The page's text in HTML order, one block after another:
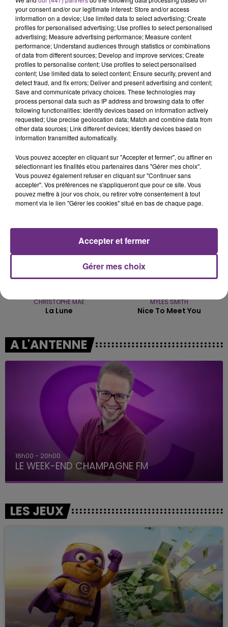
rémois. Le magasin JouéClub est contraint de
fermer ses portes.
TITRES DIFFUSÉS
14h50
14h50
JUNGELI & EMMA
Juste Un Peu
14h46
14h46
NICO AND VINZ
Am I Wrong
14h43
14h43
CHRISTOPHE MAE
La Lune
14h40
14h40
MYLES SMITH
Nice To Meet You
A L'ANTENNE
7h00 - 12h00
LE WEEK-END CHAMPAGNE FM
LES JEUX
your consent and/or our legitimate interest: Store and/or access
information on a device; Use limited data to select advertising; Create
profiles for personalised advertising; Use profiles to select personalised
advertising; Measure advertising performance; Measure content
performance; Understand audiences through statistics or combinations
of data from different sources; Develop and improve services; Create
profiles to personalise content; Use profiles to select personalised
content; Use limited data to select content; Ensure security, prevent and
detect fraud, and fix errors; Deliver and present advertising and content;
Save and communicate privacy choices. These technologies may
process personal data such as IP address and browsing data to offer
following functionalities: Identify devices based on information actively
requested; Use precise geolocation data; Match and combine data from
other data sources; Link different devices; Identify devices based on
information transmitted automatically.
Vous pouvez accepter en cliquant sur "Accepter et fermer", ou affiner en
sélectionnant les finalités et/ou partenaires dans "Gérer mes choix".
Vous pouvez également refuser en cliquant sur "Continuer sans
accepter". Vos préférences ne s'appliqueront que pour ce site. Vous
pouvez mettre à jour vos choix, ou retirer votre consentement à tout
moment via le lien "Gérer les cookies" situé en bas de chaque page.
Gérer mes choix
Accepter et fermer